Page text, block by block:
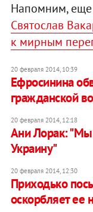
Напомним, еще
Святослав
к мирным
20 февраля 2014, 10:39
Ефросинина
гражданской
20 февраля 2014, 12:18
Ани Лорак:
Украину"
20 февраля 2014, 12:30
Приходько
оскорбляет ее